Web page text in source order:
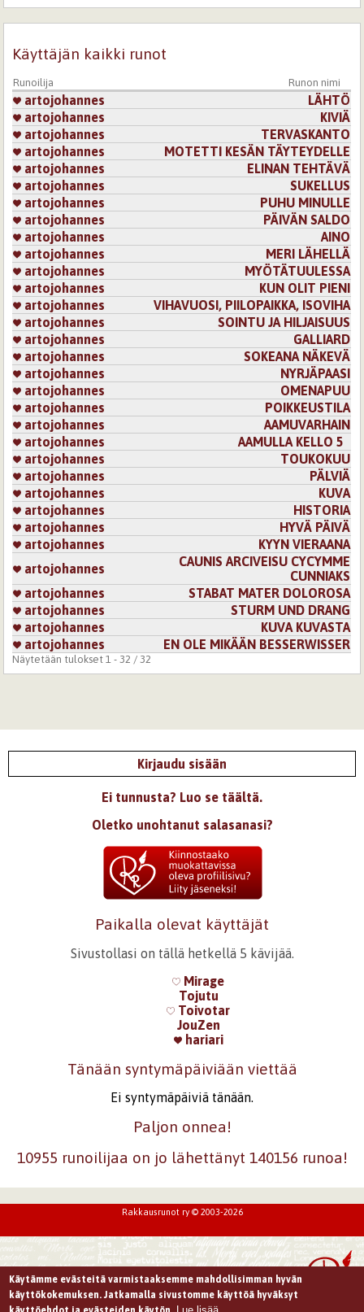
Käyttäjän kaikki runot
Runoilija Runon nimi
artojohannes
LÄHTÖ
artojohannes
KIVIÄ
artojohannes
TERVASKANTO
artojohannes
MOTETTI KESÄN TÄYTEYDELLE
artojohannes
ELINAN TEHTÄVÄ
artojohannes
SUKELLUS
artojohannes
PUHU MINULLE
artojohannes
PÄIVÄN SALDO
artojohannes
AINO
artojohannes
MERI LÄHELLÄ
artojohannes
MYÖTÄTUULESSA
artojohannes
KUN OLIT PIENI
artojohannes
VIHAVUOSI, PIILOPAIKKA, ISOVIHA
artojohannes
SOINTU JA HILJAISUUS
artojohannes
GALLIARD
artojohannes
SOKEANA NÄKEVÄ
artojohannes
NYRJÄPAASI
artojohannes
OMENAPUU
artojohannes
POIKKEUSTILA
artojohannes
AAMUVARHAIN
artojohannes
AAMULLA KELLO 5
artojohannes
TOUKOKUU
artojohannes
PÄLVIÄ
artojohannes
KUVA
artojohannes
HISTORIA
artojohannes
HYVÄ PÄIVÄ
artojohannes
KYYN VIERAANA
artojohannes
CAUNIS ARCIVEISU CYCYMME
CUNNIAKS
artojohannes
STABAT MATER DOLOROSA
artojohannes
STURM UND DRANG
artojohannes
KUVA KUVASTA
artojohannes
EN OLE MIKÄÄN BESSERWISSER
Näytetään tulokset 1 - 32 / 32
Kirjaudu sisään
Ei tunnusta? Luo se täältä.
Oletko unohtanut salasanasi?
Paikalla olevat käyttäjät
Sivustollasi on tällä hetkellä 5 kävijää.
Mirage
Tojutu
Toivotar
JouZen
hariari
Tänään syntymäpäiviään viettää
Ei syntymäpäiviä tänään.
Paljon onnea!
10955 runoilijaa on jo lähettänyt 140156 runoa!
Rakkausrunot ry © 2003-2026
Käytämme evästeitä varmistaaksemme mahdollisimman hyvän
käyttökokemuksen. Jatkamalla sivustomme käyttöä hyväksyt